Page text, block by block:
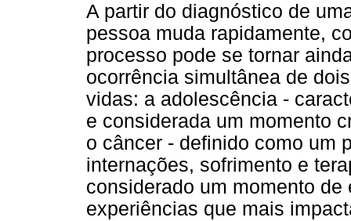
A partir do diagnóstico de
pessoa muda rapidamente,
processo pode se tornar
ocorrência simultânea de
vidas: a adolescência -
e considerada um momento
o câncer - definido como um
internações, sofrimento e
considerado um momento
experiências que mais